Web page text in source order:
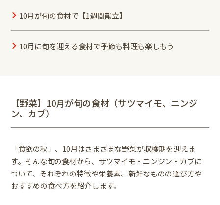
10月が旬の食材で【1週間献立】
10月に旬を迎える食材で季節も料理も楽しもう
【野菜】10月が旬の食材（サツマイモ、ニンジ
ン、カブ）
「食欲の秋」、10月はさまざまな野菜が収穫期を迎えま
す。そんな旬の食材から、サツマイモ・ニンジン・カブに
ついて、それぞれの特徴や栄養素、新鮮なものの選び方や
おすすめの食べ方を紹介します。